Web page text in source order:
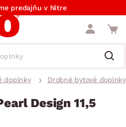
predajňu v Nitre
doplnky Drobné bytové doplnky
Design 11,5